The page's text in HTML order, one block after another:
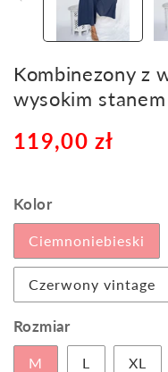
Kombinezony z
wysokim stanem
Cena
119,00 zł
Cena
Kolor
Ciemnoniebieski
Czerwony vintage
Rozmiar
M L XL